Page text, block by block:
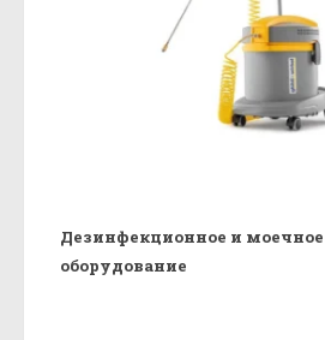
Дезинфекционное и моечное
оборудование